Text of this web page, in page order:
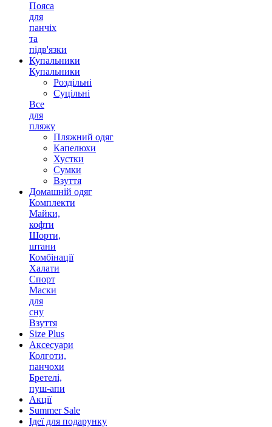
Пояса
для
панчіх
та
підв'язки
Купальники
Купальники
Роздільні
Суцільні
Все
для
пляжу
Пляжний одяг
Капелюхи
Хустки
Сумки
Взуття
Домашній одяг
Комплекти
Майки,
кофти
Шорти,
штани
Комбінації
Халати
Спорт
Маски
для
сну
Взуття
Size Plus
Аксесуари
Колготи,
панчохи
Бретелі,
пуш-апи
Акції
Summer Sale
Ідеї для подарунку